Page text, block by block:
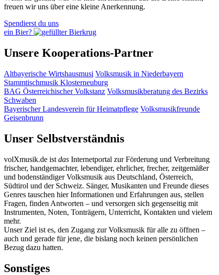
freuen wir uns über eine kleine Anerkennung.
Spendierst du uns
ein Bier?
Unsere Kooperations-Partner
Altbayerische Wirtshausmusi Volksmusik in Niederbayern
Stammtischmusik Klosterneuburg
BAG Österreichischer Volkstanz Volksmusikberatung des Bezirks
Schwaben
Bayerischer Landesverein für Heimatpflege Volksmusikfreunde
Geisenbrunn
Unser Selbstverständnis
volXmusik.de ist das Internetportal zur Förderung und Verbreitung
frischer, handgemachter, lebendiger, ehrlicher, frecher, zeitgemäßer
und bodenständiger Volksmusik aus Deutschland, Österreich,
Südtirol und der Schweiz. Sänger, Musikanten und Freunde dieses
Genres tauschen hier Informationen und Erfahrungen aus, stellen
Fragen, finden Antworten – und versorgen sich gegenseitig mit
Instrumenten, Noten, Tonträgern, Unterricht, Kontakten und vielem
mehr.
Unser Ziel ist es, den Zugang zur Volksmusik für alle zu öffnen –
auch und gerade für jene, die bislang noch keinen persönlichen
Bezug dazu hatten.
Sonstiges